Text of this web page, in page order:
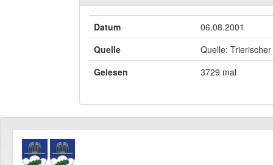
Datum
06.08.2001
Quelle
Quelle:
Gelesen
3729 mal